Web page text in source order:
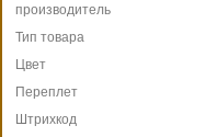
производитель
Тип товара
Цвет
Переплет
Штрихкод